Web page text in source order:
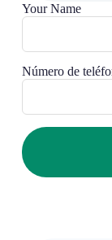
Your Name
Número de